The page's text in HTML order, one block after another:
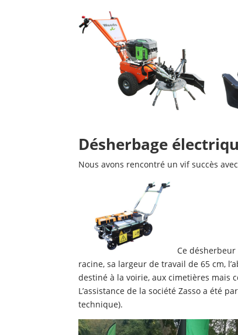
Désherbage
Nous avons rencontré un vif succès
Ce
racine, sa largeur de travail de 65 cm,
destiné à la voirie, aux cimetières mais
L’assistance de la société Zasso a été
technique).